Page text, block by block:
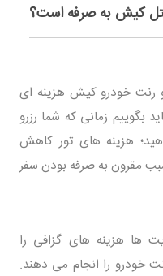
کیش به صرفه است؟
رنت خودرو کیش هزینه ای
بگوییم زمانی که شما رزرو
هزینه های تور کاهش
مقرون به صرفه بودن سفر
ها هزینه های گزافی را
خودرو را انجام می دهند.